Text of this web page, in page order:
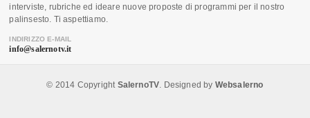
interviste, rubriche ed ideare nuove proposte di programmi per il nostro
palinsesto. Ti aspettiamo.
INDIRIZZO E-MAIL
info@salernotv.it
© 2014 Copyright SalernoTV . Designed by Websalerno